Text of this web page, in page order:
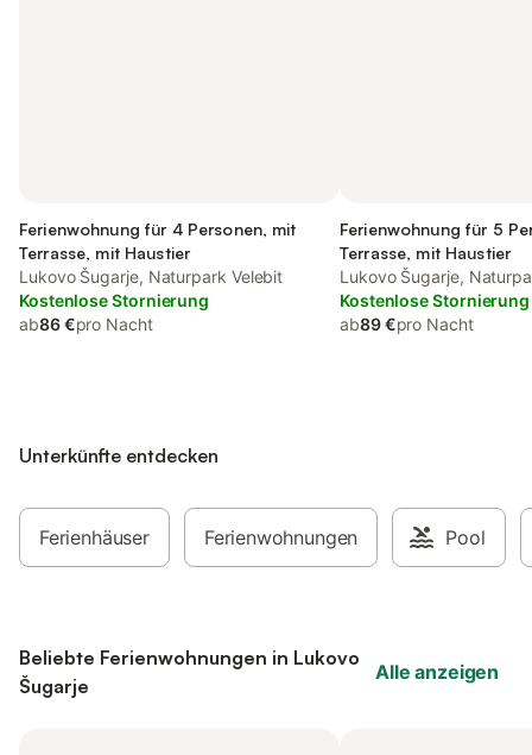
Ferienwohnung für 4 Personen, mit
Terrasse, mit Haustier
Lukovo Šugarje, Naturpark Velebit
Kostenlose Stornierung
ab86 €pro Nacht
Ferienwohnung für 5
Terrasse, mit Haustier
Lukovo Šugarje,
Kostenlose Stornierung
ab89 €pro Nacht
Unterkünfte entdecken
Ferienhäuser Ferienwohnungen Pool
Beliebte Ferienwohnungen in Lukovo
Šugarje
Alle anzeigen